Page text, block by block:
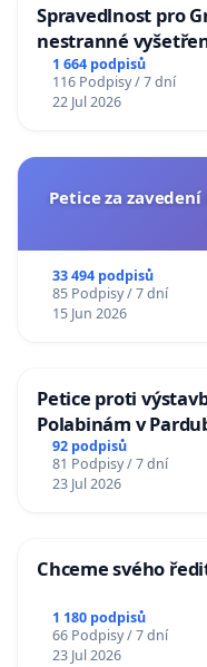
Spravedlnost pro
nestranné
1 664 podpisů
116 Podpisy / 7 dní
22 Jul 2026
Petice za
33 494 podpisů
85 Podpisy / 7 dní
15 Jun 2026
Petice proti
Polabinám v
92 podpisů
81 Podpisy / 7 dní
23 Jul 2026
Chceme svého
1 180 podpisů
66 Podpisy / 7 dní
23 Jul 2026